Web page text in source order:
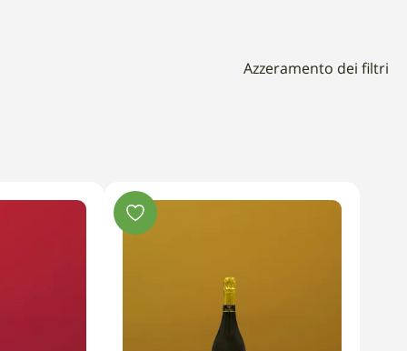
Azzeramento dei filtri